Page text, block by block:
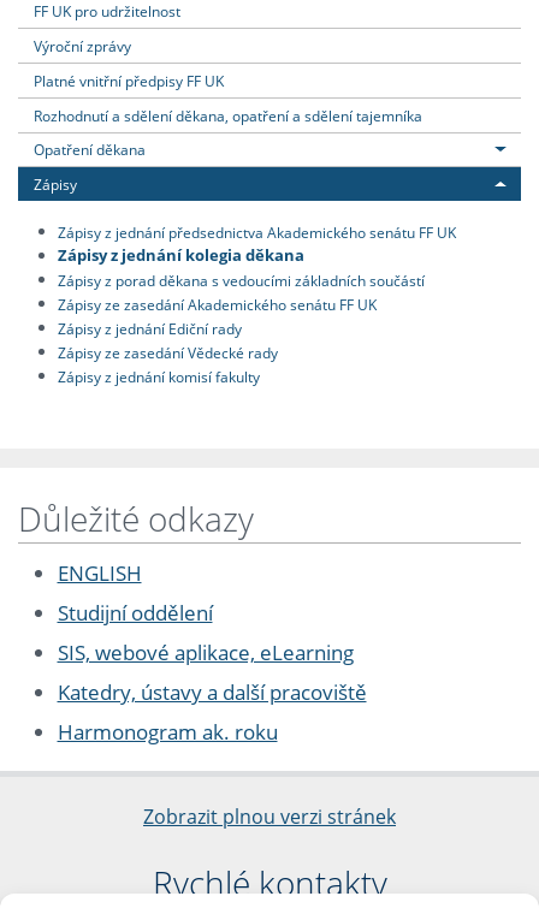
FF UK pro udržitelnost
Výroční zprávy
Platné vnitřní předpisy FF UK
Rozhodnutí a sdělení děkana, opatření a sdělení tajemníka
Opatření děkana
Zápisy
Zápisy z jednání předsednictva Akademického senátu FF UK
Zápisy z jednání kolegia děkana
Zápisy z porad děkana s vedoucími základních součástí
Zápisy ze zasedání Akademického senátu FF UK
Zápisy z jednání Ediční rady
Zápisy ze zasedání Vědecké rady
Zápisy z jednání komisí fakulty
Důležité odkazy
ENGLISH
Studijní oddělení
SIS, webové aplikace, eLearning
Katedry, ústavy a další pracoviště
Harmonogram ak. roku
Zobrazit plnou verzi stránek
Rychlé kontakty